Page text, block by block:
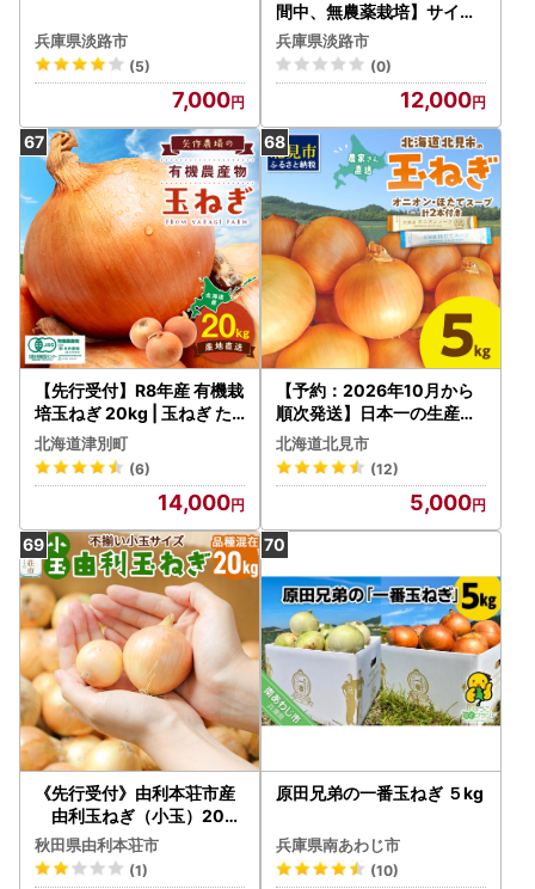
兵庫県淡路市
(5)
7,000
間中、無農薬栽培】サイズ
混合SS～2L 玉ねぎ
兵庫県淡路市
(0)
12,000
【先行受付】R8年産 有機栽
培玉ねぎ 20kg | 玉ねぎ た
まねぎ タマネギ 玉葱 大容
量 オニオン 甘い 有機栽培
国産 産地直送 カレー ハン
バーグ 煮込み 炒め物 北海
道 津別町 送料無料
北海道津別町
(6)
14,000
【予約：2026年10月から
順次発送】日本一の生産地
！北海道北見市の玉ねぎ 5k
g！スープ2本付き♪ ( 玉ね
ぎ 玉葱 たまねぎ タマネギ
オニオン スープ 即席 料理 )
【164-0006-2026】
北海道北見市
(12)
5,000
《先行受付》由利本荘市産
由利玉ねぎ（小玉）20kg
【品種混在】
秋田県由利本荘市
(1)
原田兄弟の一番玉ねぎ ５kg
兵庫県南あわじ市
(10)